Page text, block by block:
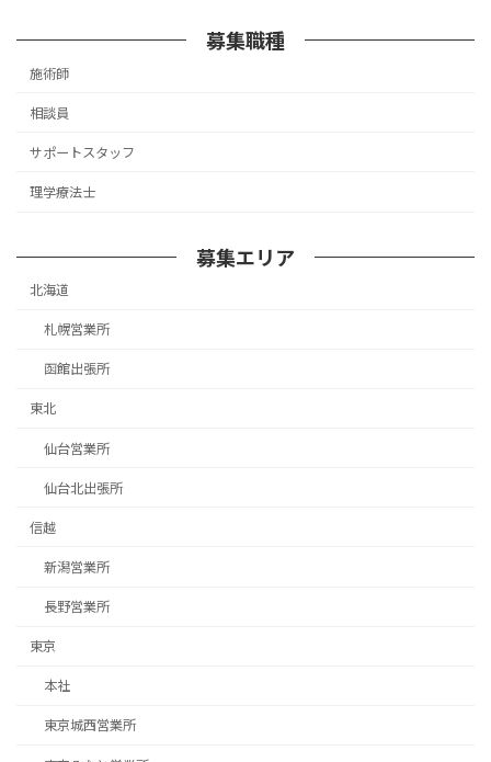
募集職種
施術師
相談員
サポートスタッフ
理学療法士
募集エリア
北海道
札幌営業所
函館出張所
東北
仙台営業所
仙台北出張所
信越
新潟営業所
長野営業所
東京
本社
東京城西営業所